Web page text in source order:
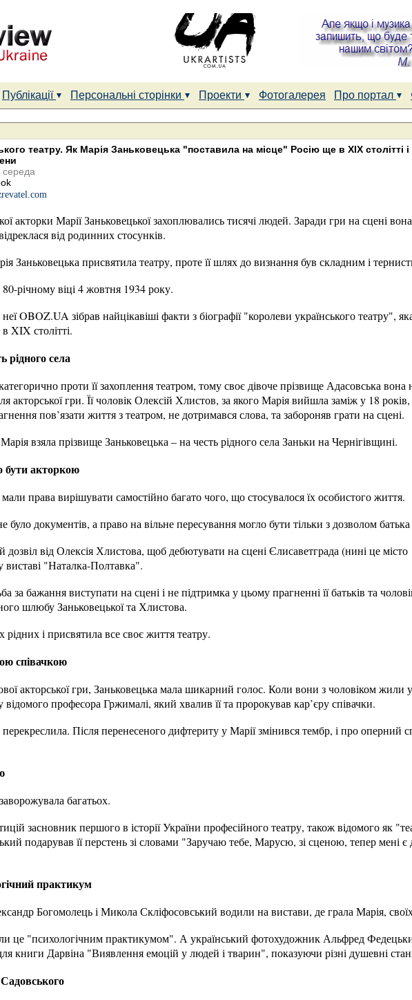
Публікації Персональні сторінки Проекти Фотогалерея Про портал
театру. Як Марія Заньковецька "поставила на місце" Росію ще в XIX столітті і
середа
акторки Марії Заньковецької захоплювались тисячі людей. Заради гри на сцені
від родинних стосунків.
Заньковецька присвятила театру, проте її шлях до визнання був складним і
річному віці 4 жовтня 1934 року.
OBOZ.UA зібрав найцікавіші факти з біографії "королеви українського театру",
XIX столітті.
рідного села
проти її захоплення театром, тому своє дівоче прізвище Адасовська вона
акторської гри. Її чоловік Олексій Хлистов, за якого Марія вийшла заміж у 18
пов’язати життя з театром, не дотримався слова, та забороняв грати на сцені.
взяла прізвище Заньковецька – на честь рідного села Заньки на Чернігівщині.
бути акторкою
права вирішувати самостійно багато чого, що стосувалося їх особистого життя.
було документів, а право на вільне пересування могло бути тільки з дозволом
дозвіл від Олексія Хлистова, щоб дебютувати на сцені Єлисаветграда (нині це місто
"Наталка-Полтавка".
за бажання виступати на сцені і не підтримка у цьому прагненні її батьків та
шлюбу Заньковецької та Хлистова.
рідних і присвятила все своє життя театру.
співачкою
акторської гри, Заньковецька мала шикарний голос. Коли вони з чоловіком жили
відомого професора Гржималі, який хвалив її та пророкував кар’єру співачки.
Після перенесеного дифтериту у Марії змінився тембр, і про оперний
багатьох.
засновник першого в історії України професійного театру, також відомого як
подарував її перстень зі словами "Заручаю тебе, Марусю, зі сценою, тепер мені є
практикум
Богомолець і Микола Скліфосовський водили на вистави, де грала Марія, своїх
це "психологічним практикумом". А український фотохудожник Альфред
книги Дарвіна "Виявлення емоцій у людей і тварин", показуючи різні душевні